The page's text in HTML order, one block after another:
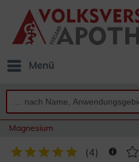
Menü
Magnesium
(4)